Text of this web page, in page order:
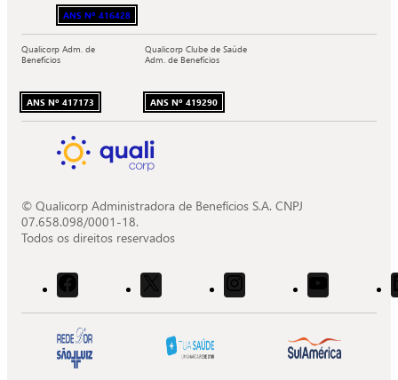
ANS Nº 416428
Qualicorp Adm. de
Benefícios
ANS Nº 417173
Qualicorp Clube de Saúde
Adm. de Benefícios
ANS Nº 419290
© Qualicorp Administradora de Benefícios S.A. CNPJ
07.658.098/0001-18.
Todos os direitos reservados
Acessar
o
Facebook
da
Quali.
Acessar
o
X
Quali.
Acessar
o
Instagram
Acessar
o
Youtube
Quali.